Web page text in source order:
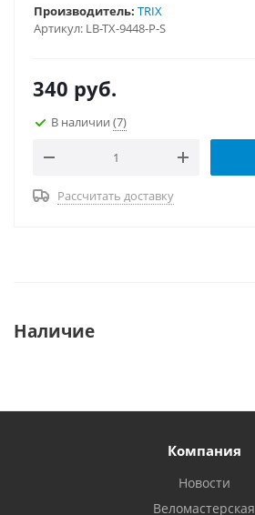
Артикул: LB-TX-9448-P-S
Производитель: TRIX
340 руб.
В наличии (7)
Рассчитать доставку
Наличие
Компания
Новости
Веломастерская